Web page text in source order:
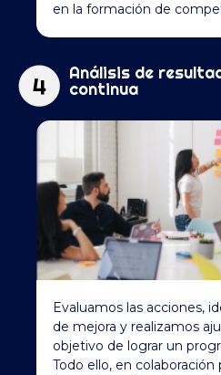
en la formación de
Análisis de
continua
Evaluamos las acciones,
de mejora y realizamos
objetivo de lograr un
Todo ello, en